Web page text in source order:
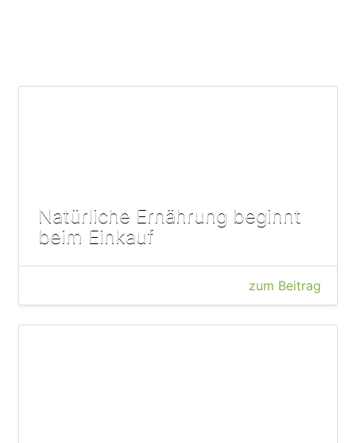
Natürliche Ernährung beginnt
beim Einkauf
zum Beitrag